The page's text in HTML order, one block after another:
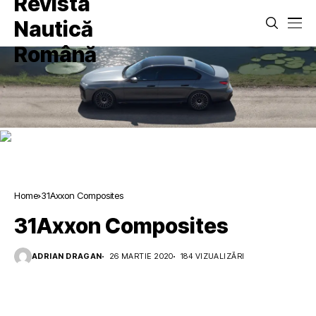
Home 31Axxon Composites
31Axxon Composites
ADRIAN DRAGAN 26 MARTIE 2020 184 VIZUALIZĂRI